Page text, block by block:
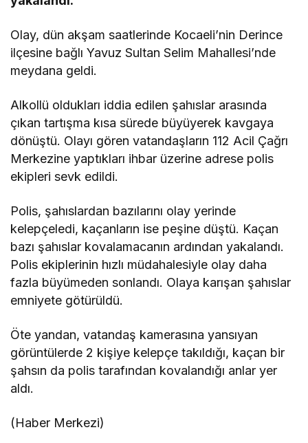
Olay, dün akşam saatlerinde Kocaeli’nin Derince
ilçesine bağlı Yavuz Sultan Selim Mahallesi’nde
meydana geldi.
Alkollü oldukları iddia edilen şahıslar arasında
çıkan tartışma kısa sürede büyüyerek kavgaya
dönüştü. Olayı gören vatandaşların 112 Acil Çağrı
Merkezine yaptıkları ihbar üzerine adrese polis
ekipleri sevk edildi.
Polis, şahıslardan bazılarını olay yerinde
kelepçeledi, kaçanların ise peşine düştü. Kaçan
bazı şahıslar kovalamacanın ardından yakalandı.
Polis ekiplerinin hızlı müdahalesiyle olay daha
fazla büyümeden sonlandı. Olaya karışan şahıslar
emniyete götürüldü.
Öte yandan, vatandaş kamerasına yansıyan
görüntülerde 2 kişiye kelepçe takıldığı, kaçan bir
şahsın da polis tarafından kovalandığı anlar yer
aldı.
(Haber Merkezi)